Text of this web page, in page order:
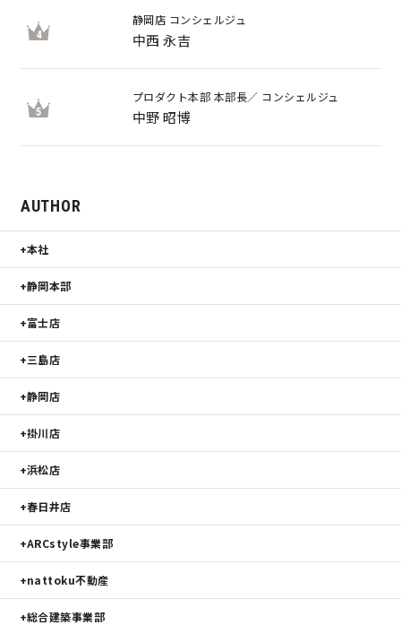
4
静岡店 コンシェルジュ
中西 永吉
5
プロダクト本部 本部長／ コンシェルジュ
中野 昭博
AUTHOR
本社
静岡本部
富士店
三島店
静岡店
掛川店
浜松店
春日井店
ARCstyle事業部
nattoku不動産
総合建築事業部